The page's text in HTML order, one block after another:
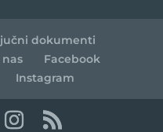
dokumenti
Facebook
Instagram